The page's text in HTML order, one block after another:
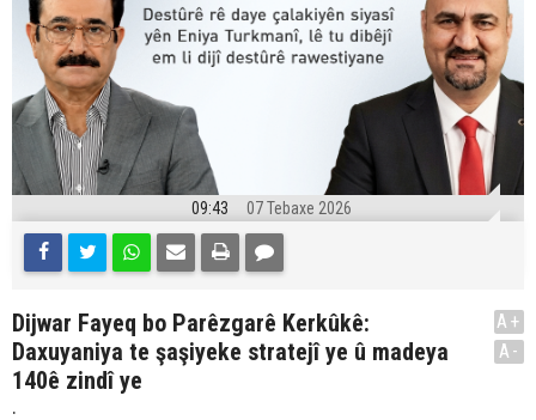
09:43 07 Tebaxe 2026
Dijwar Fayeq bo Parêzgarê Kerkûkê:
Daxuyaniya te şaşiyeke stratejî ye û madeya
140ê zindî ye
.
A+
A-